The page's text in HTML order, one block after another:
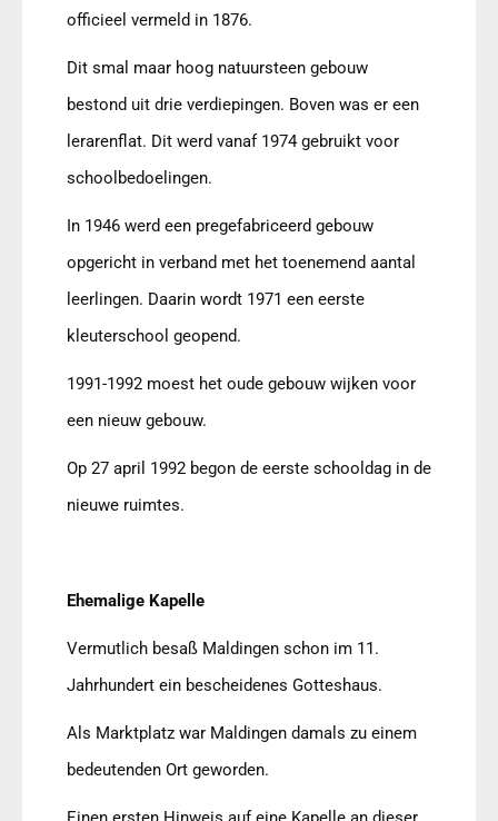
officieel vermeld in 1876.
Dit smal maar hoog natuursteen gebouw
bestond uit drie verdiepingen. Boven was er een
lerarenflat. Dit werd vanaf 1974 gebruikt voor
schoolbedoelingen.
In 1946 werd een pregefabriceerd gebouw
opgericht in verband met het toenemend aantal
leerlingen. Daarin wordt 1971 een eerste
kleuterschool geopend.
1991-1992 moest het oude gebouw wijken voor
een nieuw gebouw.
Op 27 april 1992 begon de eerste schooldag in de
nieuwe ruimtes.
Ehemalige Kapelle
Vermutlich besaß Maldingen schon im 11.
Jahrhundert ein bescheidenes Gotteshaus.
Als Marktplatz war Maldingen damals zu einem
bedeutenden Ort geworden.